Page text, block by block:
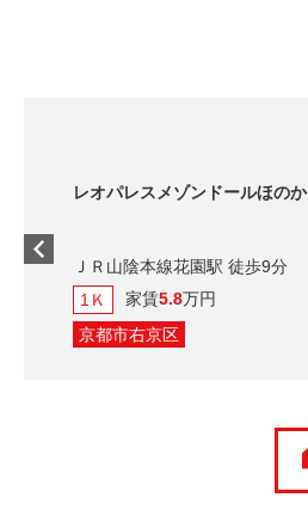
レオパレスメゾンドールほのか
ＪＲ山陰本線花園駅 徒歩9分
1Ｋ
家賃5.8万円
京都市右京区